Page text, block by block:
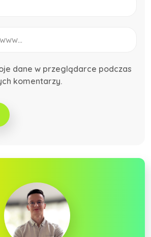
dane w przeglądarce podczas
komentarzy.